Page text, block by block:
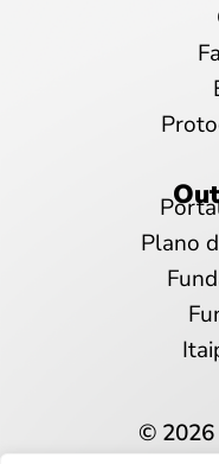
Plano
© 2026